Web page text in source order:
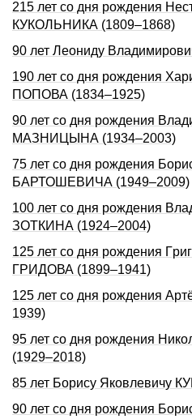
215 лет со дня рождения
КУКОЛЬНИКА (1809–1868)
90 лет Леониду
190 лет со дня рождения
ПОПОВА (1834–1925)
90 лет со дня рождения
МАЗНИЦЫНА (1934–2003)
75 лет со дня рождения
БАРТОШЕВИЧА (1949–2009)
100 лет со дня рождения
ЗОТКИНА (1924–2004)
125 лет со дня pождения
ГРИДОВА (1899–1941)
125 лет со дня рождения
1939)
95 лет со дня рождения
(1929–2018)
85 лет Борису Яковлевичу
90 лет со дня рождения